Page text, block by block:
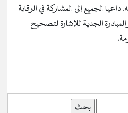
الجميع إلى المشاركة في الرقابة
الجدية للإشارة لتصحيح